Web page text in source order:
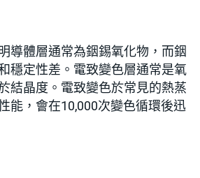
導體層通常為銦錫氧化物，而銦
穩定性差。電致變色層通常是氧
結晶度。電致變色於常見的熱蒸
能，會在10,000次變色循環後迅